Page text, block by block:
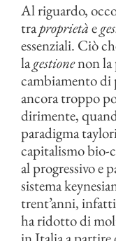
Al riguardo,
traproprietàe
essenziali. Ciò
lagestionenon la
cambiamento di
ancora troppo
dirimente,
paradigma
capitalismo bio-
al progressivo e
sistema
trent’anni,
ha ridotto di